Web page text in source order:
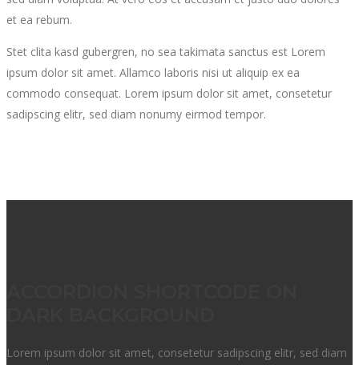
et ea rebum.
Stet clita kasd gubergren, no sea takimata sanctus est Lorem
ipsum dolor sit amet. Allamco laboris nisi ut aliquip ex ea
commodo consequat. Lorem ipsum dolor sit amet, consetetur
sadipscing elitr, sed diam nonumy eirmod tempor.
Lorem ipsum dolor sit amet, consetetur sadipscing elitr, sed diam